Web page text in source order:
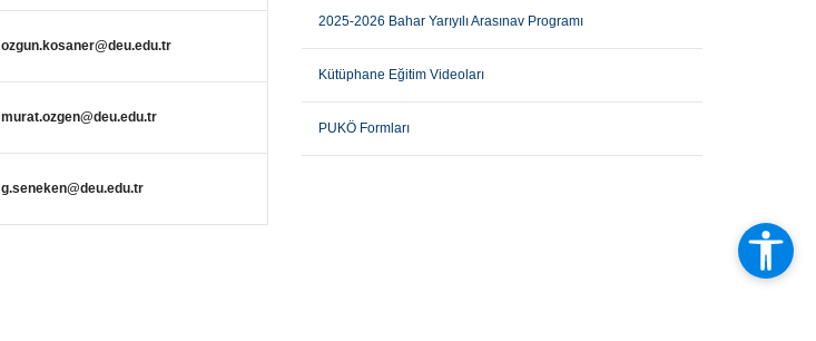
ozgun.kosaner@deu.edu.tr
murat.ozgen@deu.edu.tr
g.seneken@deu.edu.tr
2025-2026 Bahar Yarıyılı Arasınav Programı
Kütüphane Eğitim Videoları
PUKÖ Formları